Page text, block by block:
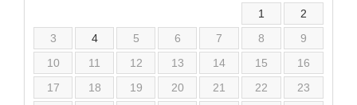
1
2
3
4 5 6 7 8
9
10
11 12 13 14 15
16
17
18 19 20 21 22
23